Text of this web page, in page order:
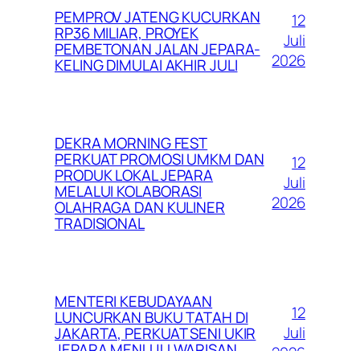
PEMPROV JATENG KUCURKAN
RP36 MILIAR, PROYEK
PEMBETONAN JALAN JEPARA-
KELING DIMULAI AKHIR JULI
12
Juli
2026
DEKRA MORNING FEST
PERKUAT PROMOSI UMKM DAN
PRODUK LOKAL JEPARA
MELALUI KOLABORASI
OLAHRAGA DAN KULINER
TRADISIONAL
12
Juli
2026
MENTERI KEBUDAYAAN
LUNCURKAN BUKU TATAH DI
JAKARTA, PERKUAT SENI UKIR
12
Juli